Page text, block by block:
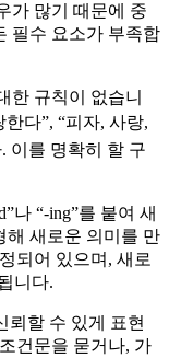
가 많기 때문에 중
필수 요소가 부족합
한 규칙이 없습니
다”, “피자, 사랑,
이를 명확히 할 구
나 “-ing”를 붙여 새
해 새로운 의미를 만
되어 있으며, 새로
니다.
뢰할 수 있게 표현
건문을 묻거나, 가